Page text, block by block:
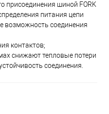
присоединения шиной FORK
питания цепи
возможность соединения
контактов;
снижают тепловые потери
соединения.